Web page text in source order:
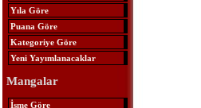
Yıla Göre
Puana Göre
Kategoriye Göre
Yeni Yayımlanacaklar
Mangalar
İsme Göre